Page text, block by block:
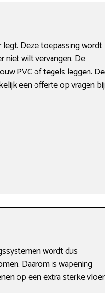
Deze toepassing wordt
niet wilt vervangen. De
PVC of tegels leggen. De
een offerte op vragen bij
wordt dus
Daarom is wapening
op een extra sterke vloer